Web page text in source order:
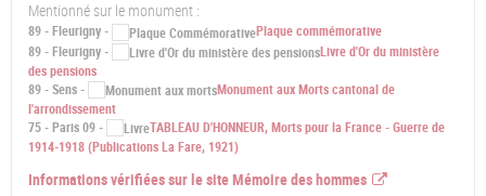
Mentionné sur le monument :
89 - Fleurigny -
Plaque commémorative
89 - Fleurigny -
Livre d'Or du ministère
des pensions
89 - Sens -
Monument aux Morts cantonal de
l'arrondissement
75 - Paris 09 -
TABLEAU D'HONNEUR, Morts pour la France - Guerre de
1914-1918 (Publications La Fare, 1921)
Informations vérifiées sur le site Mémoire des hommes